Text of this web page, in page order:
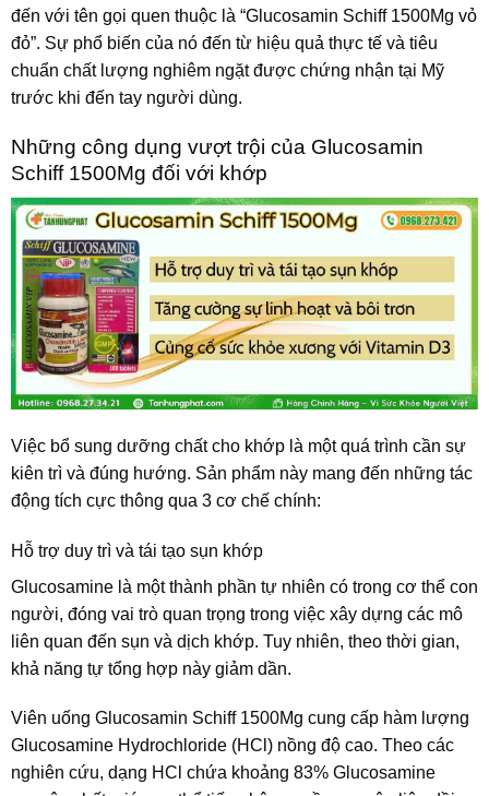
đến với tên gọi quen thuộc là “Glucosamin Schiff 1500Mg vỏ
đỏ”. Sự phổ biến của nó đến từ hiệu quả thực tế và tiêu
chuẩn chất lượng nghiêm ngặt được chứng nhận tại Mỹ
trước khi đến tay người dùng.
Những công dụng vượt trội của Glucosamin
Schiff 1500Mg đối với khớp
Việc bổ sung dưỡng chất cho khớp là một quá trình cần sự
kiên trì và đúng hướng. Sản phẩm này mang đến những tác
động tích cực thông qua 3 cơ chế chính:
Hỗ trợ duy trì và tái tạo sụn khớp
Glucosamine là một thành phần tự nhiên có trong cơ thể con
người, đóng vai trò quan trọng trong việc xây dựng các mô
liên quan đến sụn và dịch khớp. Tuy nhiên, theo thời gian,
khả năng tự tổng hợp này giảm dần.
Viên uống Glucosamin Schiff 1500Mg cung cấp hàm lượng
Glucosamine Hydrochloride (HCl) nồng độ cao. Theo các
nghiên cứu, dạng HCl chứa khoảng 83% Glucosamine